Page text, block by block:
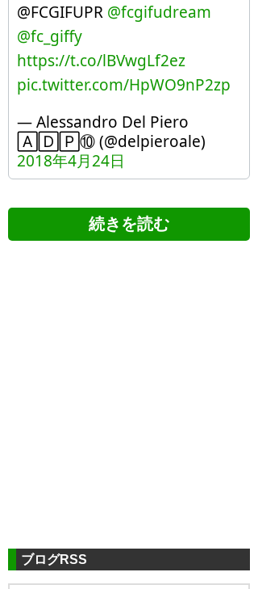
@FCGIFUPR @fcgifudream
@fc_giffy
https://t.co/lBVwgLf2ez
pic.twitter.com/HpWO9nP2zp
— Alessandro Del Piero
🄰🄳🄿⑩ (@delpieroale)
2018年4月24日
11
ブログRSS